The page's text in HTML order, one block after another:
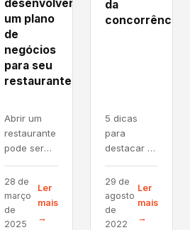
desenvolver
um plano
de
negócios
para seu
restaurante
Abrir um
restaurante
pode ser
realizado
para muitos
empreendedores
apaixonados
28 de
março
de
2025
Ler
mais
→
da
concorrência
5 dicas
para
destacar a
pizzaria da
concorrência
Imagem:
Ivan Torres,
29 de
agosto
de
2022
Ler
mais
→